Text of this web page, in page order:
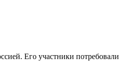
Его участники